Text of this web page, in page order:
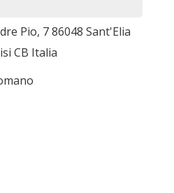
Pio, 7 86048 Sant'Elia
CB Italia